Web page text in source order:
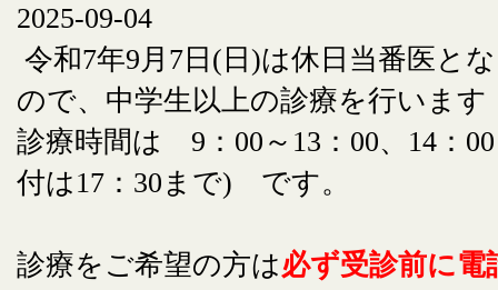
2025-09-04
令和7年9月7日(日)は休日当番医と
ので、中学生以上の診療を行います
診療時間は 9：00～13：00、14：
付は17：30まで) です。
診療をご希望の方は必ず受診前に電